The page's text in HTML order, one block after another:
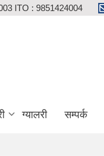
ITO : 9851424004
ग्यालरी सम्पर्क